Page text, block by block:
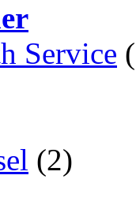
Service
(2)